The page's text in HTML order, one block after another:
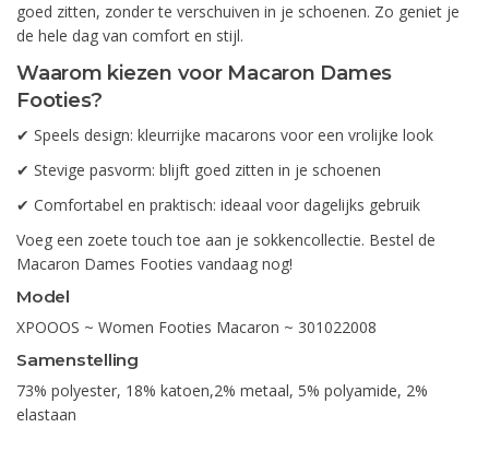
goed zitten, zonder te verschuiven in je schoenen. Zo geniet je
de hele dag van comfort en stijl.
Waarom kiezen voor Macaron Dames
Footies?
✔ Speels design: kleurrijke macarons voor een vrolijke look
✔ Stevige pasvorm: blijft goed zitten in je schoenen
✔ Comfortabel en praktisch: ideaal voor dagelijks gebruik
Voeg een zoete touch toe aan je sokkencollectie. Bestel de
Macaron Dames Footies vandaag nog!
Model
XPOOOS ~ Women Footies Macaron ~ 301022008
Samenstelling
73% polyester, 18% katoen,2% metaal, 5% polyamide, 2%
elastaan